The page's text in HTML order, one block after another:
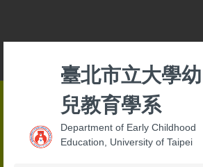
臺北市立大學幼
兒教育學系
Department of Early Childhood
Education, University of Taipei